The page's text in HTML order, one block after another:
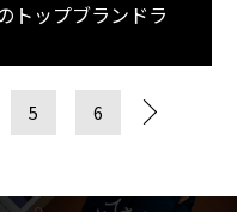
トップブランドラ
5 6